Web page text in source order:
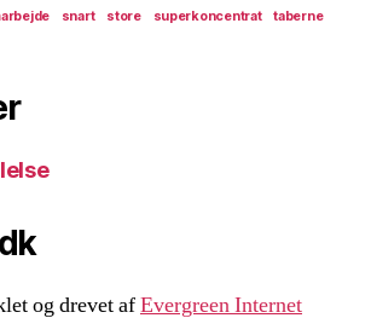
snart store superkoncentrat
taberne
og drevet afEvergreen Internet